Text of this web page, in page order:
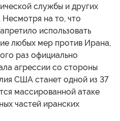
службы и других
Несмотря на то, что
использовать
любых мер против Ирана,
раз официально
агрессии со стороны
США станет одной из 37
массированной атаке
частей иранских